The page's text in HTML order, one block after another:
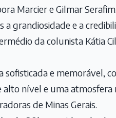
Marcier e Gilmar
grandiosidade e a
da colunista Kátia
e memorável,
nível e uma atmosfera
de Minas Gerais.